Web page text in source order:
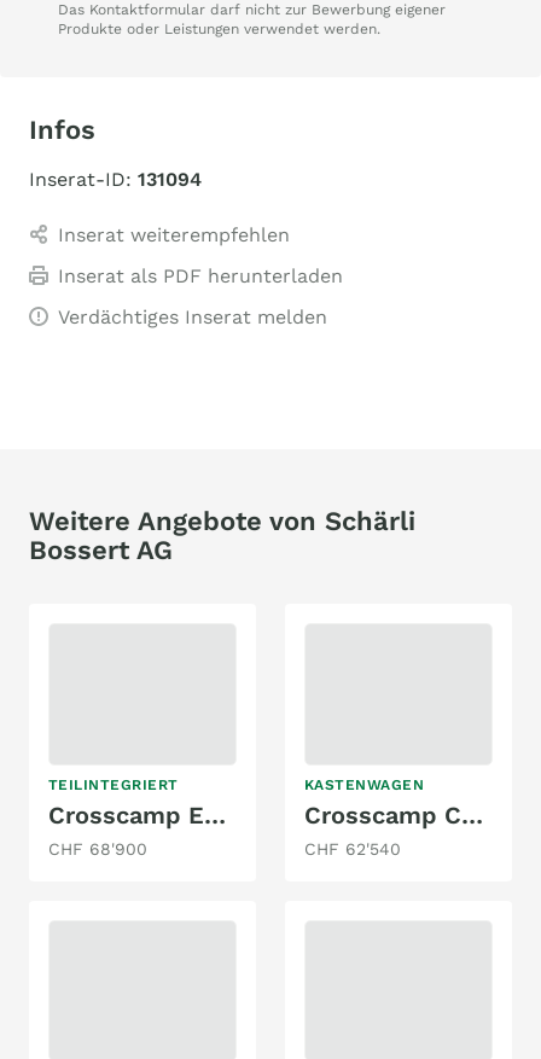
Das Kontaktformular darf nicht zur Bewerbung eigener
Produkte oder Leistungen verwendet werden.
Infos
Inserat-ID: 131094
Inserat weiterempfehlen
Inserat als PDF herunterladen
Verdächtiges Inserat melden
Weitere Angebote von Schärli
Bossert AG
TEILINTEGRIERT
Crosscamp EXPDN 7.0 E
CHF 68'900
KASTENWAGEN
Crosscamp CV 541 3.5t L2H2 2.2TD140
CHF 62'540